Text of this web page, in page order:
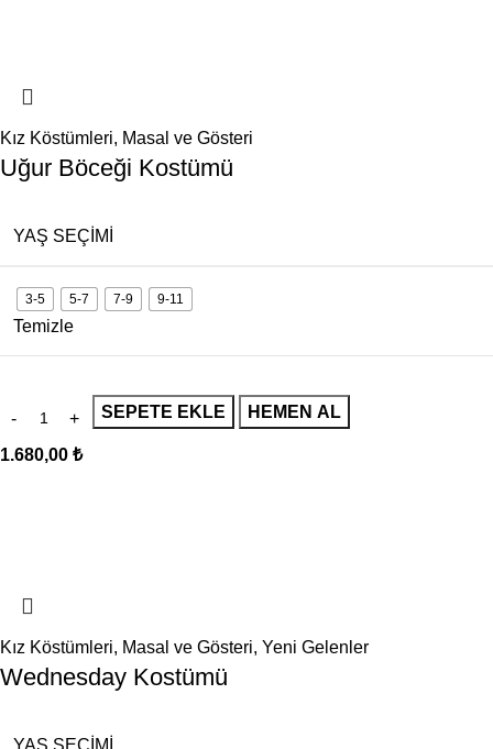
Kız Köstümleri, Masal ve Gösteri
Uğur Böceği Kostümü
YAŞ SEÇIMI
3-5 5-7 7-9 9-11
Temizle
SEPETE EKLE HEMEN AL
1.680,00 ₺
Kız Köstümleri, Masal ve Gösteri, Yeni Gelenler
Wednesday Kostümü
YAŞ SEÇIMI